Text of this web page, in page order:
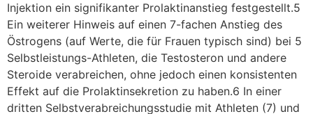
Injektion ein signifikanter Prolaktinanstieg festgestellt.5
Ein weiterer Hinweis auf einen 7-fachen Anstieg des
Östrogens (auf Werte, die für Frauen typisch sind) bei 5
Selbstleistungs-Athleten, die Testosteron und andere
Steroide verabreichen, ohne jedoch einen konsistenten
Effekt auf die Prolaktinsekretion zu haben.6 In einer
dritten Selbstverabreichungsstudie mit Athleten (7) und